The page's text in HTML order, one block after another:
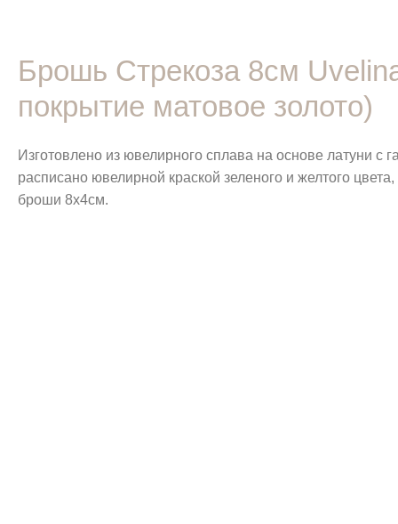
Брошь Стрекоза 8см
покрытие матовое золото)
Изготовлено из ювелирного сплава на основе латуни
расписано ювелирной краской зеленого и желтого
броши 8х4см.